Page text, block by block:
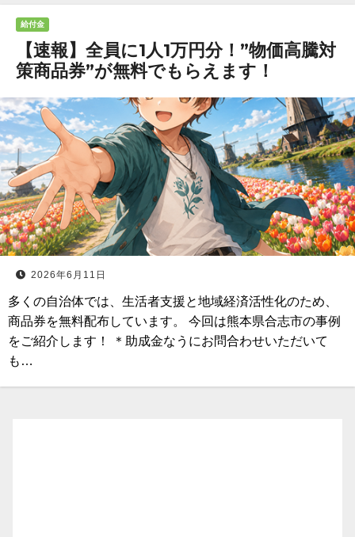
給付金
【速報】全員に1人1万円分！”物価高騰対
策商品券”が無料でもらえます！
2026年6月11日
多くの自治体では、生活者支援と地域経済活性化のため、
商品券を無料配布しています。 今回は熊本県合志市の事例
をご紹介します！ ＊助成金なうにお問合わせいただいて
も…